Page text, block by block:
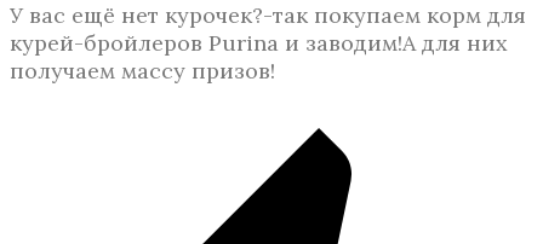
У вас ещё нет курочек?-так покупаем корм для
курей-бройлеров Purina и заводим!А для них
получаем массу призов!